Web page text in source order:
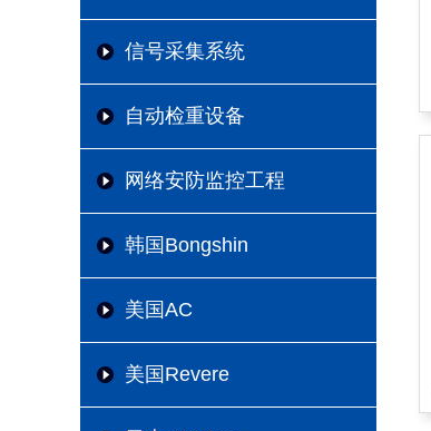
信号采集系统
自动检重设备
网络安防监控工程
韩国Bongshin
美国AC
美国Revere